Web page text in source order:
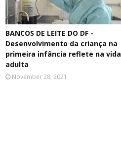
BANCOS DE LEITE DO DF -
Desenvolvimento da criança na
primeira infância reflete na vida
adulta
November 28, 2021